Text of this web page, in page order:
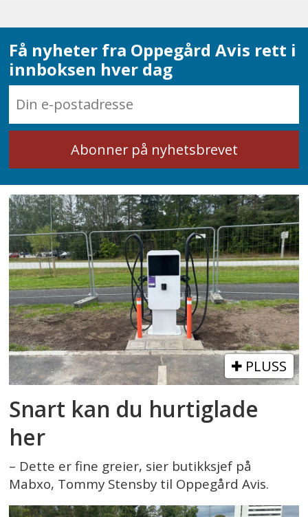
Få nyheter fra Oppegård Avis rett i
innboksen hver dag
PLUSS
Snart kan du hurtiglade
her
– Dette er fine greier, sier butikksjef på
Mabxo, Tommy Stensby til Oppegård Avis.